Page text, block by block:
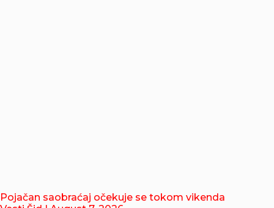
Pojačan saobraćaj očekuje se tokom vikenda